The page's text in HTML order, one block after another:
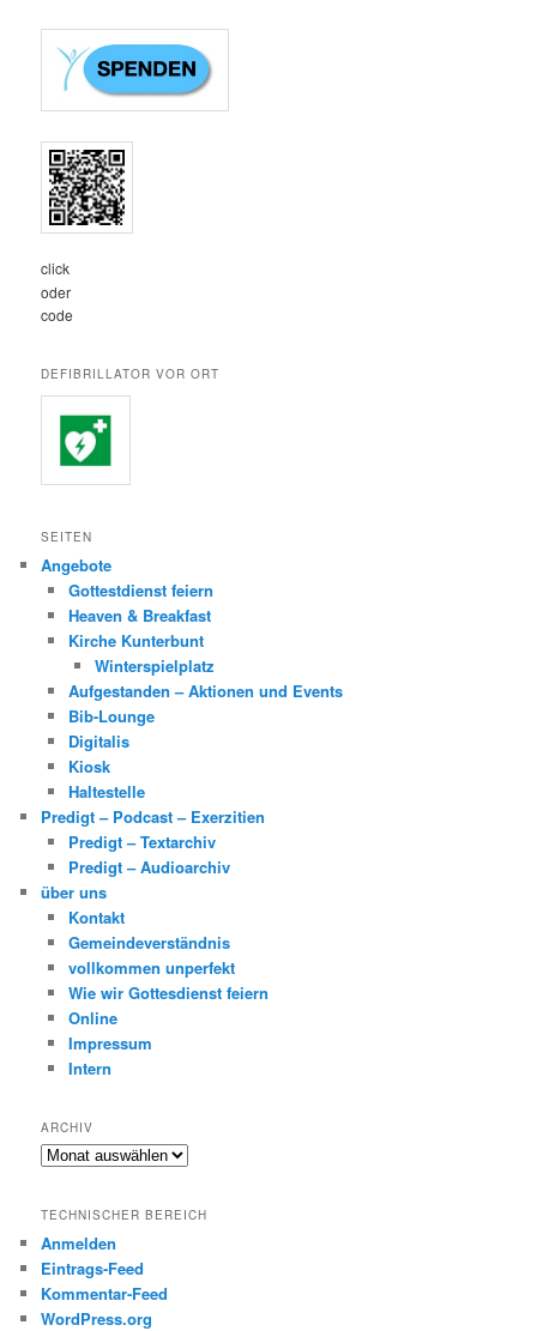
click
oder
code
DEFIBRILLATOR VOR ORT
SEITEN
Angebote
Gottestdienst feiern
Heaven & Breakfast
Kirche Kunterbunt
Winterspielplatz
Aufgestanden – Aktionen und Events
Bib-Lounge
Digitalis
Kiosk
Haltestelle
Predigt – Podcast – Exerzitien
Predigt – Textarchiv
Predigt – Audioarchiv
über uns
Kontakt
Gemeindeverständnis
vollkommen unperfekt
Wie wir Gottesdienst feiern
Online
Impressum
Intern
ARCHIV
Archiv
TECHNISCHER BEREICH
Anmelden
Eintrags-Feed
Kommentar-Feed
WordPress.org